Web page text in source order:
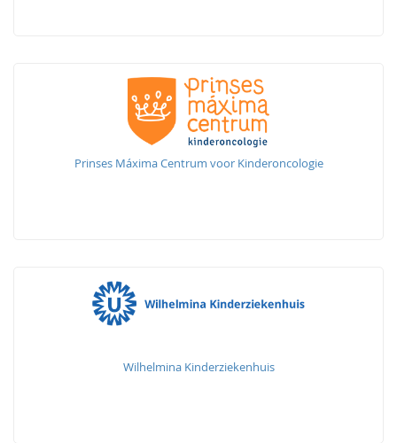
Prinses Máxima Centrum voor Kinderoncologie
Wilhelmina Kinderziekenhuis